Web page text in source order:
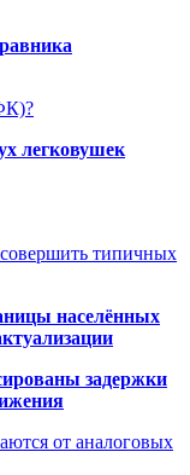
легковушек
типичных
населённых
задержки
от аналоговых